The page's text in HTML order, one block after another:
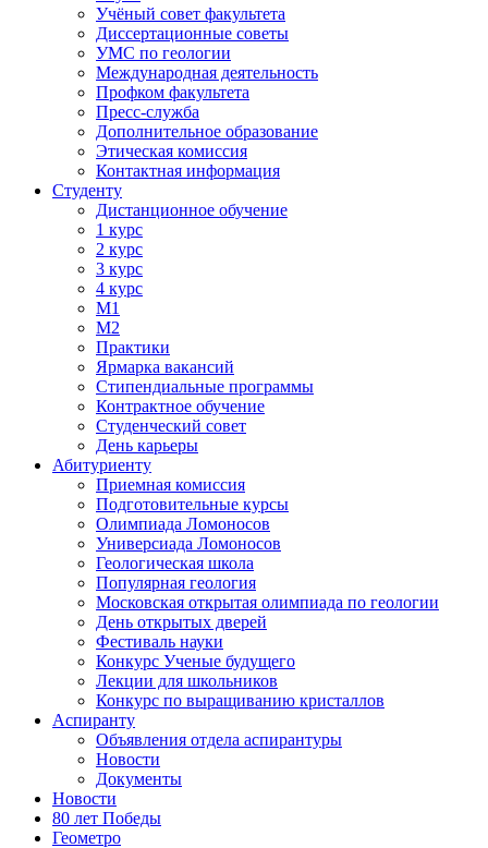
Учёный совет факультета
Диссертационные советы
УМС по геологии
Международная деятельность
Профком факультета
Пресс-служба
Дополнительное образование
Этическая комиссия
Контактная информация
Студенту
Дистанционное обучение
1 курс
2 курс
3 курс
4 курс
М1
М2
Практики
Ярмарка вакансий
Стипендиальные программы
Контрактное обучение
Студенческий совет
День карьеры
Абитуриенту
Приемная комиссия
Подготовительные курсы
Олимпиада Ломоносов
Универсиада Ломоносов
Геологическая школа
Популярная геология
Московская открытая олимпиада по геологии
День открытых дверей
Фестиваль науки
Конкурс Ученые будущего
Лекции для школьников
Конкурс по выращиванию кристаллов
Аспиранту
Объявления отдела аспирантуры
Новости
Документы
Новости
80 лет Победы
Геометро